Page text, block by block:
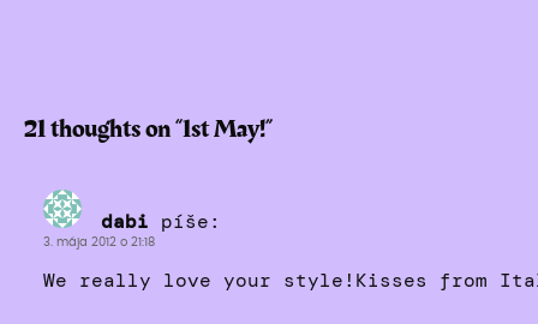
21 thoughts on “1st May!”
dabi píše:
3. mája 2012 o 21:18
We really love your style!Kisses from